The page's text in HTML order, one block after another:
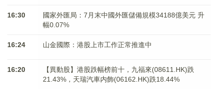
16:30
國家外匯局：7月末中國外匯儲備規模34188億美元 升
幅0.07%
16:24 山金國際：港股上市工作正常推進中
16:20
【異動股】港股跌幅榜前十，九福來(08611.HK)跌
21.43%，天瑞汽車内飾(06162.HK)跌18.44%